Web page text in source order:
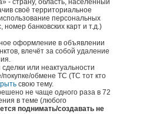
- страну, область, населённый
своё территориальное
персональных
банковских карт и т.д.)
оформление в объявлении
влечёт за собой удаление
или неактуальности
обмене ТС (ТС тот кто
свою тему.
не чаще одного раза в 72
в теме (любого
поднимать/создавать не